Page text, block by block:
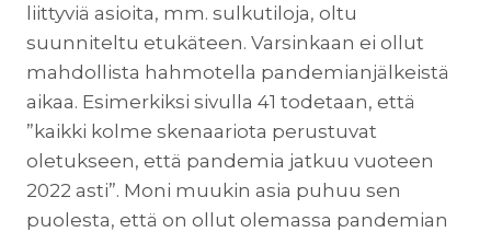
liittyviä asioita, mm. sulkutiloja, oltu
suunniteltu etukäteen. Varsinkaan ei ollut
mahdollista hahmotella pandemianjälkeistä
aikaa. Esimerkiksi sivulla 41 todetaan, että
”kaikki kolme skenaariota perustuvat
oletukseen, että pandemia jatkuu vuoteen
2022 asti”. Moni muukin asia puhuu sen
puolesta, että on ollut olemassa pandemian